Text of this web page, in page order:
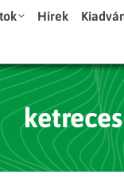
Hírek